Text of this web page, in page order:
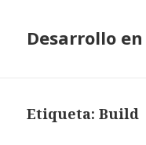
Desarrollo en
Etiqueta: Build